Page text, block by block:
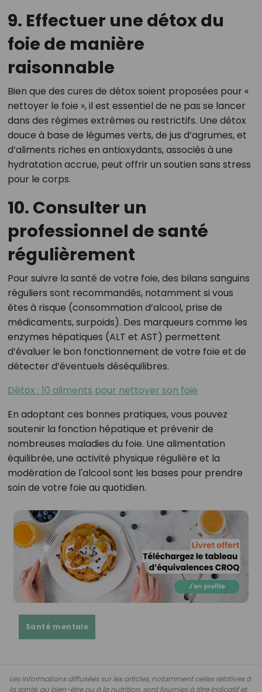
9. Effectuer une détox du
foie de manière
raisonnable
Bien que des cures de détox soient proposées pour «
nettoyer le foie », il est essentiel de ne pas se lancer
dans des régimes extrêmes ou restrictifs. Une détox
douce à base de légumes verts, de jus d’agrumes, et
d’aliments riches en antioxydants, associés à une
hydratation accrue, peut offrir un soutien sans stress
pour le corps.
10. Consulter un
professionnel de santé
régulièrement
Pour suivre la santé de votre foie, des bilans sanguins
réguliers sont recommandés, notamment si vous
êtes à risque (consommation d’alcool, prise de
médicaments, surpoids). Des marqueurs comme les
enzymes hépatiques (ALT et AST) permettent
d’évaluer le bon fonctionnement de votre foie et de
détecter d’éventuels déséquilibres.
Détox : 10 aliments pour nettoyer son foie
En adoptant ces bonnes pratiques, vous pouvez
soutenir la fonction hépatique et prévenir de
nombreuses maladies du foie. Une alimentation
équilibrée, une activité physique régulière et la
modération de l'alcool sont les bases pour prendre
soin de votre foie au quotidien.
Santé mentale
Les informations diffusées sur les articles, notamment celles relatives à
la santé, au bien-être ou à la nutrition, sont fournies à titre indicatif et